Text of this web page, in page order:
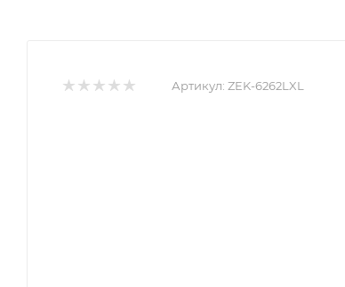
Артикул: ZEK-6262LXL